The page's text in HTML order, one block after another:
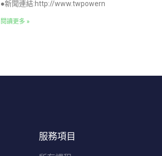
●新聞連結:http://www.twpowern
閱讀更多 »
服務項目